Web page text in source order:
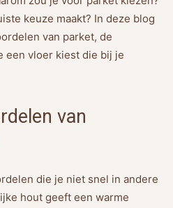
keuze maakt? In deze blog
van parket, de
een vloer kiest die bij je
van
die je niet snel in andere
hout geeft een warme